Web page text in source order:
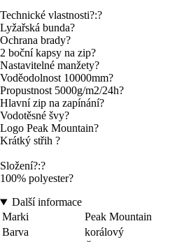
Technické vlastnosti?:?
Lyžařská bunda?
Ochrana brady?
2 boční kapsy na zip?
Nastavitelné manžety?
Voděodolnost 10000mm?
Propustnost 5000g/m2/24h?
Hlavní zip na zapínání?
Vodotěsné švy?
Logo Peak Mountain?
Krátký střih ?
Složení?:?
100% polyester?
Další informace
Marki
Peak Mountain
Barva
korálový